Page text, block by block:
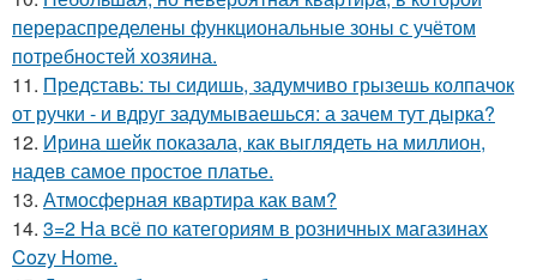
перераспределены функциональные зоны с учётом
потребностей хозяина.
11. Представь: ты сидишь, задумчиво грызешь колпачок
от ручки - и вдруг задумываешься: а зачем тут дырка?
12. Ирина шейк показала, как выглядеть на миллион,
надев самое простое платье.
13. Атмосферная квартира как вам?
14. 3=2 На всё по категориям в розничных магазинах
Cozy Home.